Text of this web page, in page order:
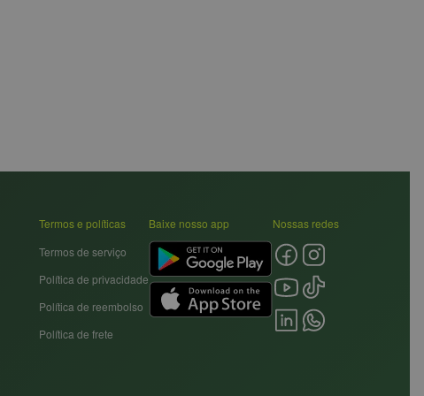
Termos e políticas
Termos de serviço
Política de privacidade
Política de reembolso
Política de frete
Baixe nosso app Nossas redes